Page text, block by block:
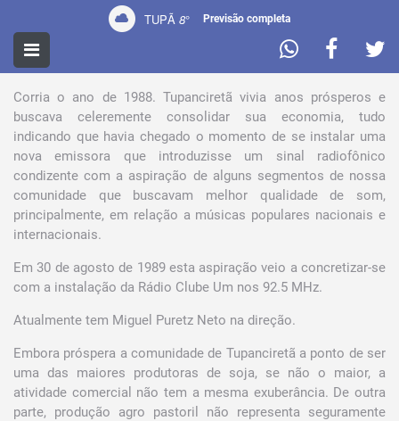
TUPÃ 8° Previsão completa
PERFIL
Corria o ano de 1988. Tupanciretã vivia anos prósperos e
buscava celeremente consolidar sua economia, tudo
indicando que havia chegado o momento de se instalar uma
nova emissora que introduzisse um sinal radiofônico
condizente com a aspiração de alguns segmentos de nossa
comunidade que buscavam melhor qualidade de som,
principalmente, em relação a músicas populares nacionais e
internacionais.
Em 30 de agosto de 1989 esta aspiração veio a concretizar-se
com a instalação da Rádio Clube Um nos 92.5 MHz.
Atualmente tem Miguel Puretz Neto na direção.
Embora próspera a comunidade de Tupanciretã a ponto de ser
uma das maiores produtoras de soja, se não o maior, a
atividade comercial não tem a mesma exuberância. De outra
parte, produção agro pastoril não representa seguramente